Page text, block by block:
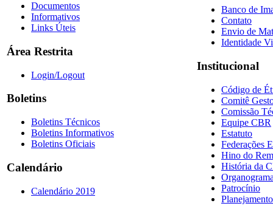
Documentos
Informativos
Links Úteis
Área Restrita
Login/Logout
Boletins
Boletins Técnicos
Boletins Informativos
Boletins Oficiais
Calendário
Calendário 2019
Banco de
Contato
Envio de
Identidade
Institucional
Código de
Comitê
Comissão
Equipe CBR
Estatuto
Federações
Hino do
História da
Patrocínio